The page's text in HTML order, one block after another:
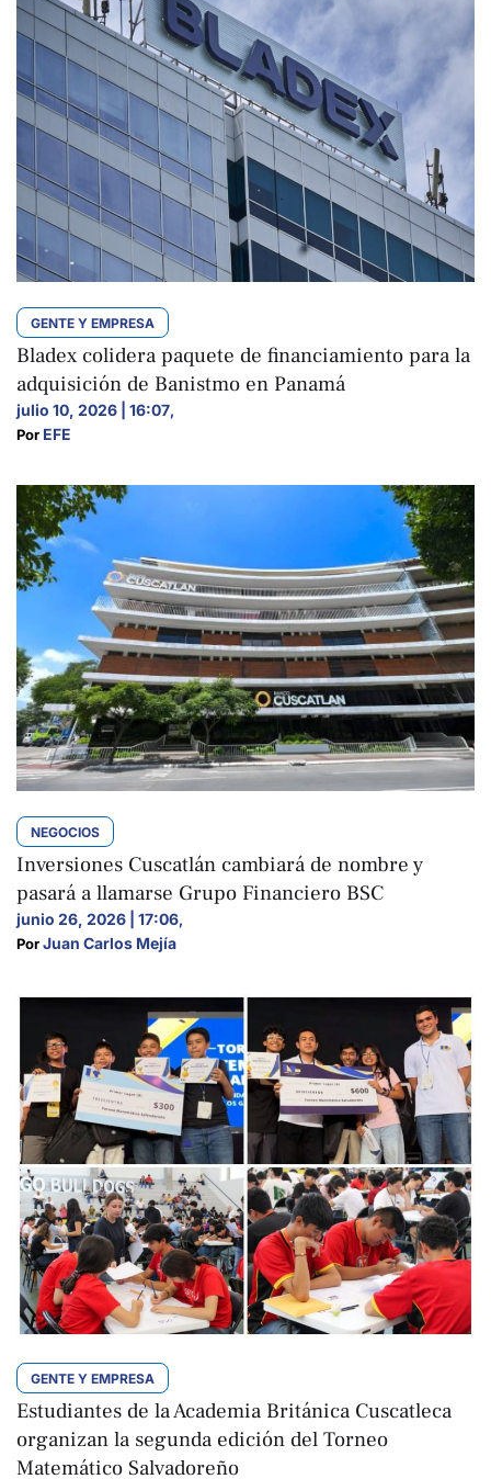
GENTE Y EMPRESA
Bladex colidera paquete de financiamiento para la
adquisición de Banistmo en Panamá
julio 10, 2026 | 16:07,
Por EFE
NEGOCIOS
Inversiones Cuscatlán cambiará de nombre y
pasará a llamarse Grupo Financiero BSC
junio 26, 2026 | 17:06,
Por Juan Carlos Mejía
GENTE Y EMPRESA
Estudiantes de la Academia Británica Cuscatleca
organizan la segunda edición del Torneo
Matemático Salvadoreño